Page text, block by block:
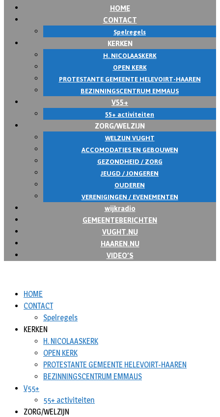
HOME
CONTACT
Spelregels
KERKEN
H. NICOLAASKERK
OPEN KERK
PROTESTANTE GEMEENTE HELEVOIRT-HAAREN
BEZINNINGSCENTRUM EMMAUS
V55+
55+ activiteiten
ZORG/WELZIJN
WELZIJN VUGHT
ACCOMODATIES EN GEBOUWEN
GEZONDHEID / ZORG
JEUGD / JONGEREN
OUDEREN
VERENIGINGEN / EVENEMENTEN
wijkradio
GEMEENTEBERICHTEN
VUGHT.NU
HAAREN.NU
VIDEO’S
HOME
CONTACT
Spelregels
KERKEN
H. NICOLAASKERK
OPEN KERK
PROTESTANTE GEMEENTE HELEVOIRT-HAAREN
BEZINNINGSCENTRUM EMMAUS
V55+
55+ activiteiten
ZORG/WELZIJN